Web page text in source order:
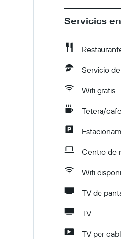
Servicios
Servicio
Wifi gratis
Tetera/
Centro de
Wifi
TV de
TV
TV por